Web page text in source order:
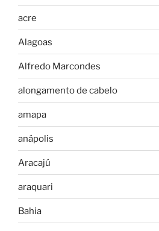
acre
Alagoas
Alfredo Marcondes
alongamento de cabelo
amapa
anápolis
Aracajú
araquari
Bahia